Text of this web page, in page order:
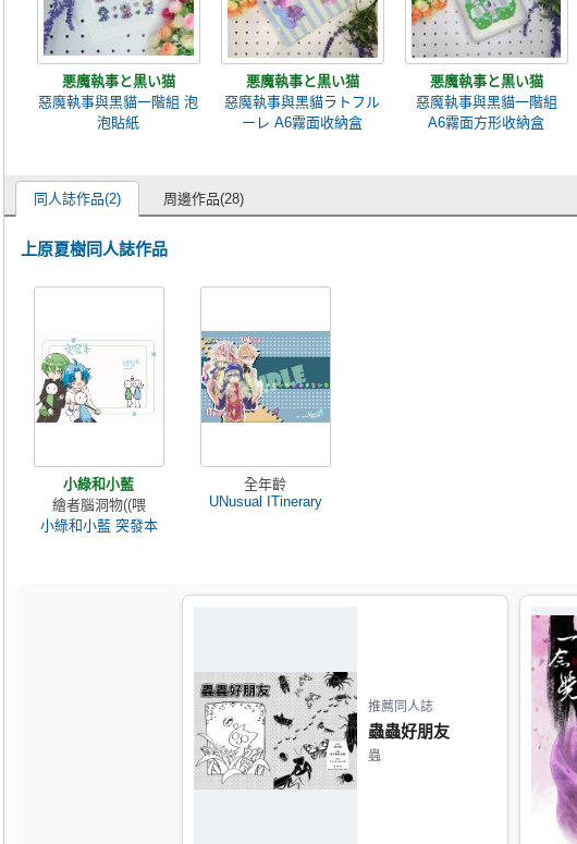
悪魔執事と黒い猫
惡魔執事與黑貓一階組 泡
泡貼紙
悪魔執事と黒い猫
惡魔執事與黑貓ラトフル
ーレ A6霧面收納盒
悪魔執事と黒い猫
惡魔執事與黑貓一階組
A6霧面方形收納盒
同人誌作品(2) 周邊作品(28)
上原夏樹同人誌作品
小綠和小藍
繪者腦洞物((喂
小綠和小藍 突發本
全年齡
UNusual ITinerary
推薦同人誌
蟲蟲好朋友
蟲